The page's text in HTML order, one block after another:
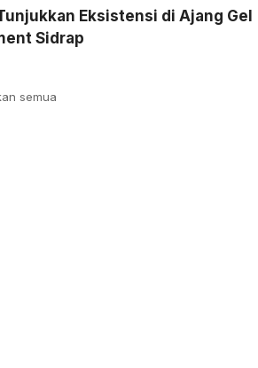
Eksistensi di Ajang Gel
Sidrap
semua